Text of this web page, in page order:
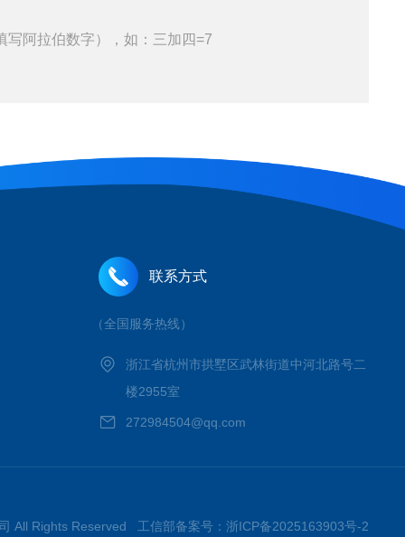
写阿拉伯数字），如：三加四=7
联系方式
（全国服务热线）
浙江省杭州市拱墅区武林街道中河北路号二
楼2955室
272984504@qq.com
All Rights Reserved 工信部备案号： 浙ICP备2025163903号-2